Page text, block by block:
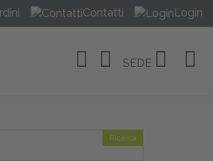
Contatti Login
SEDE
Ricerca